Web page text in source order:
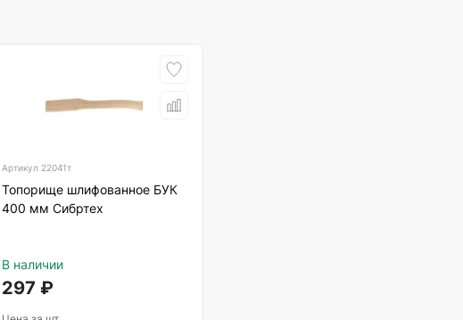
Артикул 22041т
Топорище шлифованное БУК
400 мм Сибртех
В наличии
297 ₽